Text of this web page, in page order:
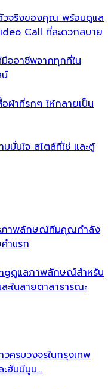
วจริงของคุณ พร้อมดูแล
Call ที่สะดวกสบาย
ออาชีพจากทุกที่ใน
ผ้าที่รกๆ ให้กลายเป็น
นใจ สไตล์ที่ใช่ และตู้
ภาพลักษณ์ทีมคุณกำลัง
ำแรก
ดูแลภาพลักษณ์สำหรับ
ในสายตาสาธารณะ
ครบวงจรในกรุงเทพ
ฮันนีมูน…